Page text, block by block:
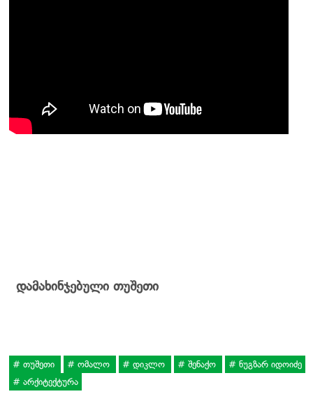
დამახინჯებული თუშეთი
თუშეთი ომალო დიკლო შენაქო
ნუგზარ იდოიძე
არქიტექტურა